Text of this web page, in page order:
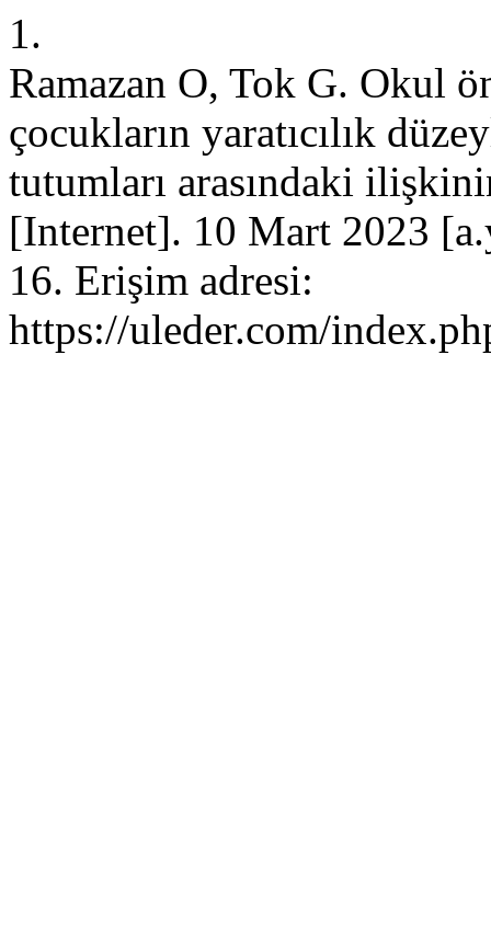
1.
Ramazan O, Tok G. Okul
çocukların yaratıcılık
tutumları arasındaki
[Internet]. 10 Mart 2023
16. Erişim adresi:
https://uleder.com/